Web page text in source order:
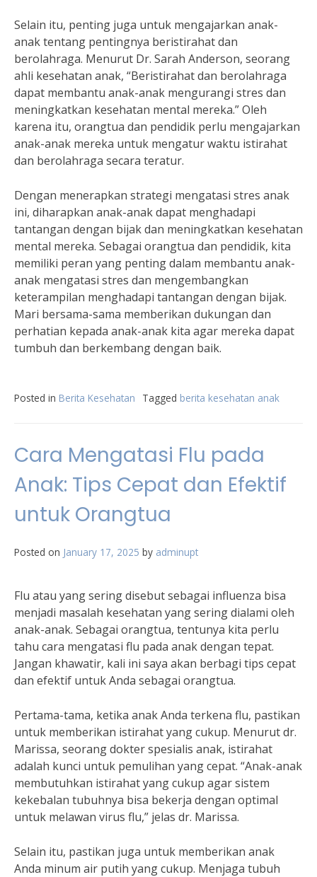
Selain itu, penting juga untuk mengajarkan anak-
anak tentang pentingnya beristirahat dan
berolahraga. Menurut Dr. Sarah Anderson, seorang
ahli kesehatan anak, “Beristirahat dan berolahraga
dapat membantu anak-anak mengurangi stres dan
meningkatkan kesehatan mental mereka.” Oleh
karena itu, orangtua dan pendidik perlu mengajarkan
anak-anak mereka untuk mengatur waktu istirahat
dan berolahraga secara teratur.
Dengan menerapkan strategi mengatasi stres anak
ini, diharapkan anak-anak dapat menghadapi
tantangan dengan bijak dan meningkatkan kesehatan
mental mereka. Sebagai orangtua dan pendidik, kita
memiliki peran yang penting dalam membantu anak-
anak mengatasi stres dan mengembangkan
keterampilan menghadapi tantangan dengan bijak.
Mari bersama-sama memberikan dukungan dan
perhatian kepada anak-anak kita agar mereka dapat
tumbuh dan berkembang dengan baik.
Posted in Berita Kesehatan Tagged berita kesehatan anak
Cara Mengatasi Flu pada
Anak: Tips Cepat dan Efektif
untuk Orangtua
Posted on January 17, 2025 by adminupt
Flu atau yang sering disebut sebagai influenza bisa
menjadi masalah kesehatan yang sering dialami oleh
anak-anak. Sebagai orangtua, tentunya kita perlu
tahu cara mengatasi flu pada anak dengan tepat.
Jangan khawatir, kali ini saya akan berbagi tips cepat
dan efektif untuk Anda sebagai orangtua.
Pertama-tama, ketika anak Anda terkena flu, pastikan
untuk memberikan istirahat yang cukup. Menurut dr.
Marissa, seorang dokter spesialis anak, istirahat
adalah kunci untuk pemulihan yang cepat. “Anak-anak
membutuhkan istirahat yang cukup agar sistem
kekebalan tubuhnya bisa bekerja dengan optimal
untuk melawan virus flu,” jelas dr. Marissa.
Selain itu, pastikan juga untuk memberikan anak
Anda minum air putih yang cukup. Menjaga tubuh